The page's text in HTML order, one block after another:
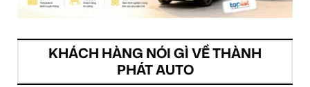
KHÁCH HÀNG NÓI GÌ VỀ THÀNH
PHÁT AUTO